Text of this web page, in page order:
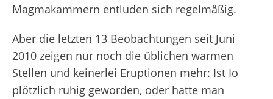
Magmakammern entluden sich regelmäßig.
Aber die letzten 13 Beobachtungen seit Juni
2010 zeigen nur noch die üblichen warmen
Stellen und keinerlei Eruptionen mehr: Ist Io
plötzlich ruhig geworden, oder hatte man